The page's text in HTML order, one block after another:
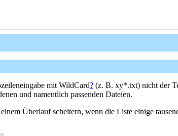
mit WildCard? (z. B. xy*.txt) nicht der
und namentlich passenden Dateien.
Überlauf scheitern, wenn die Liste einige